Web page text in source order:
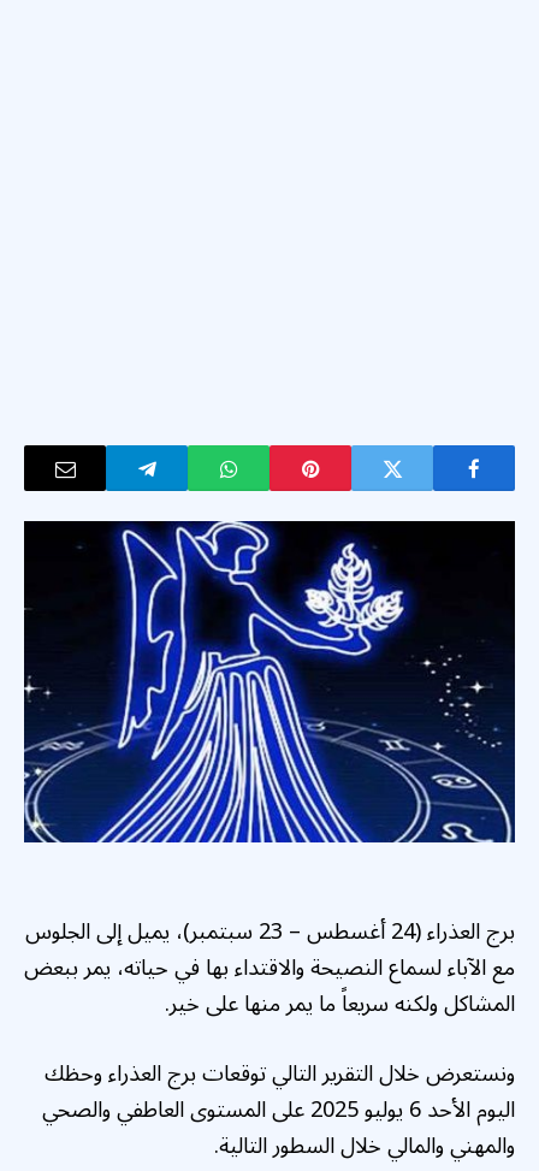
برج العذراء (24 أغسطس – 23 سبتمبر)، يميل إلى الجلوس
مع الآباء لسماع النصيحة والاقتداء بها في حياته، يمر ببعض
المشاكل ولكنه سريعاً ما يمر منها على خير.
ونستعرض خلال التقرير التالي توقعات برج العذراء وحظك
اليوم الأحد 6 يوليو 2025 على المستوى العاطفي والصحي
والمهني والمالي خلال السطور التالية.